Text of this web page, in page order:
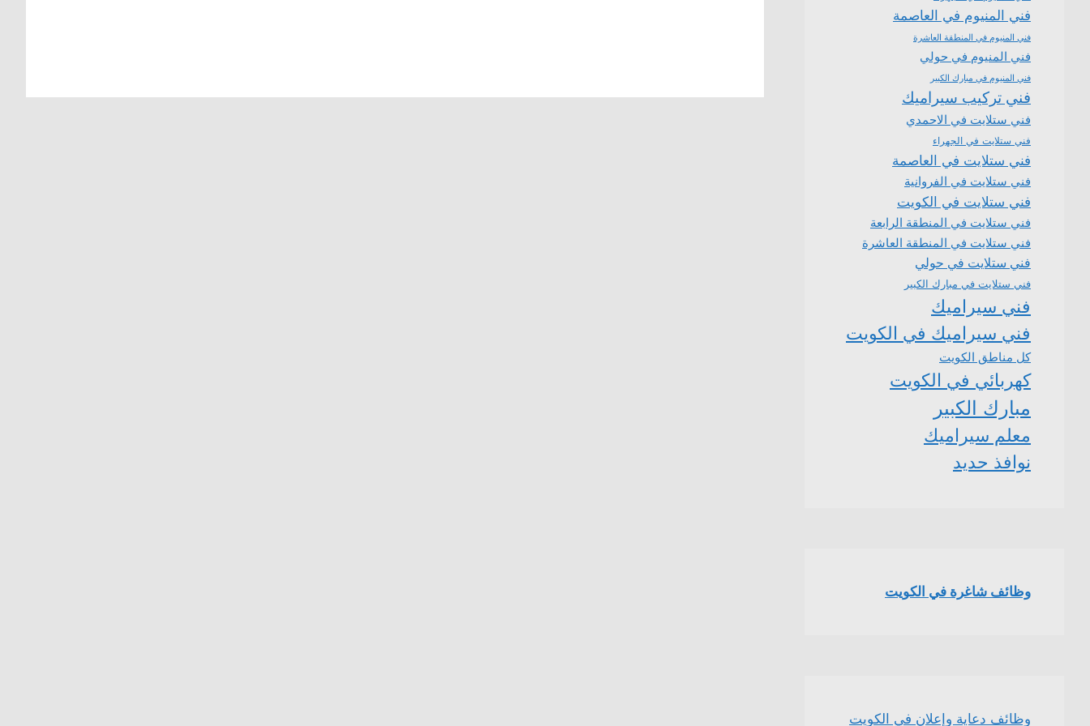
فني المنيوم في العاصمة
فني المنيوم في المنطقة العاشرة
فني المنيوم في حولي
فني المنيوم في مبارك الكبير
فني تركيب سيراميك
فني ستلايت في الاحمدي
فني ستلايت في الجهراء
فني ستلايت في العاصمة
فني ستلايت في الفروانية
فني ستلايت في الكويت
فني ستلايت في المنطقة الرابعة
فني ستلايت في المنطقة العاشرة
فني ستلايت في حولي
فني ستلايت في مبارك الكبير
فني سيراميك
فني سيراميك في الكويت
كل مناطق الكويت
كهربائي في الكويت
مبارك الكبير
معلم سيراميك
نوافذ حديد
وظائف شاغرة في الكويت
وظائف دعاية وإعلان في الكويت